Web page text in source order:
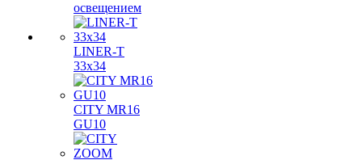
освещением
LINER-T
33x34
CITY MR16
GU10